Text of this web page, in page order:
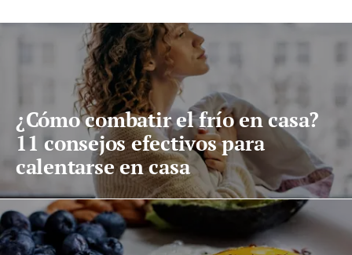
¿Cómo combatir el frío en casa?
11 consejos efectivos para
calentarse en casa